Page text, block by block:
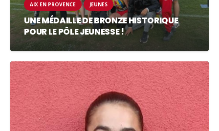
AIX EN PROVENCE JEUNES
UNE MÉDAILLE DE BRONZE HISTORIQUE
POUR LE PÔLE JEUNESSE !